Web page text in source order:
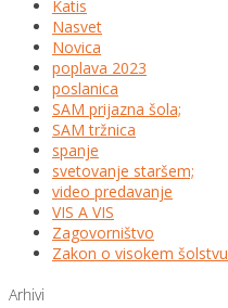
Katis
Nasvet
Novica
poplava 2023
poslanica
SAM prijazna šola;
SAM tržnica
spanje
svetovanje staršem;
video predavanje
VIS A VIS
Zagovorništvo
Zakon o visokem šolstvu
Arhivi